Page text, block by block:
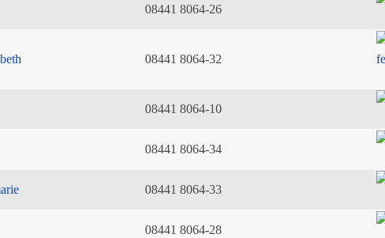
08441 8064-26
08441 8064-32
08441 8064-10
08441 8064-34
08441 8064-33
08441 8064-28